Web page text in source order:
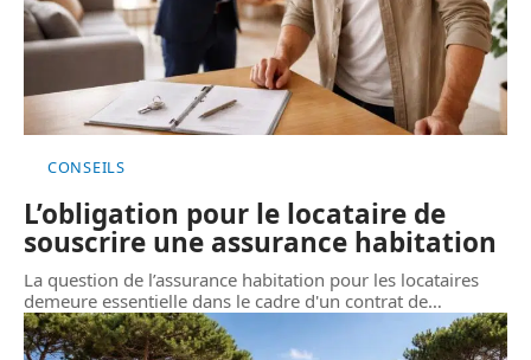
CONSEILS
L’obligation pour le locataire de
souscrire une assurance habitation
La question de l’assurance habitation pour les locataires
demeure essentielle dans le cadre d'un contrat de…